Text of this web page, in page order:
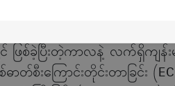
check-up) တစ်ခု လုပ်မယ်
စ်ဆေး မှုများ ပါဝင်လေ့ရှိပါ
ြစ်ခဲ့ပြီးတဲ့ကာလနဲ့ လက်ရှိကျန်း
တ်စီးကြောင်းတိုင်းတာခြင်း